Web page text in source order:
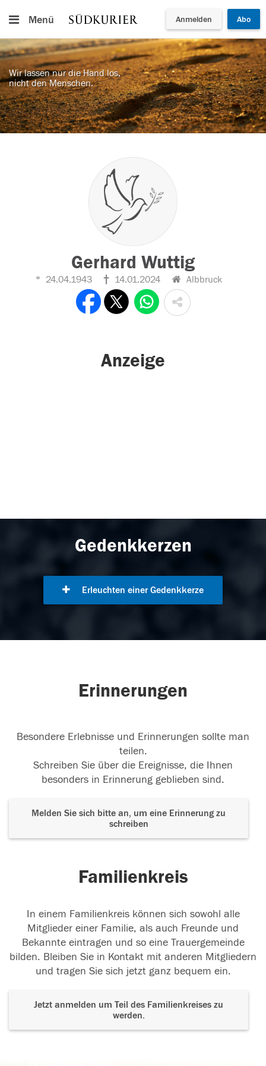
Menü Anmelden Abo
Wir lassen nur die Hand los,
nicht den Menschen.
Gerhard Wuttig
24.04.1943 14.01.2024 Albbruck
Anzeige
Gedenkkerzen
Erleuchten einer Gedenkkerze
Erinnerungen
Besondere Erlebnisse und Erinnerungen sollte man
teilen.
Schreiben Sie über die Ereignisse, die Ihnen
besonders in Erinnerung geblieben sind.
Melden Sie sich bitte an, um eine Erinnerung zu
schreiben
Familienkreis
In einem Familienkreis können sich sowohl alle
Mitglieder einer Familie, als auch Freunde und
Bekannte eintragen und so eine Trauergemeinde
bilden. Bleiben Sie in Kontakt mit anderen Mitgliedern
und tragen Sie sich jetzt ganz bequem ein.
Jetzt anmelden um Teil des Familienkreises zu
werden.